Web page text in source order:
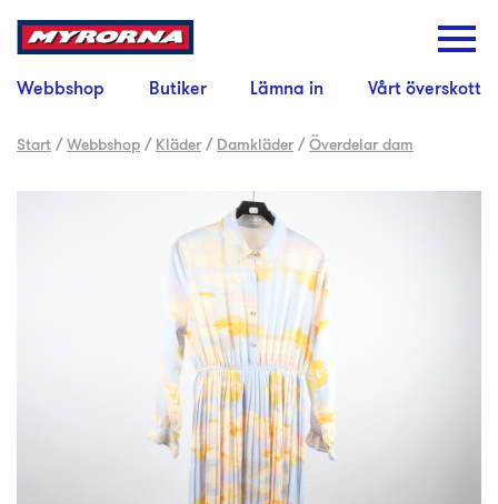
Webbshop Butiker Lämna in Vårt överskott
Start /Webbshop / Kläder / Damkläder /Överdelar dam